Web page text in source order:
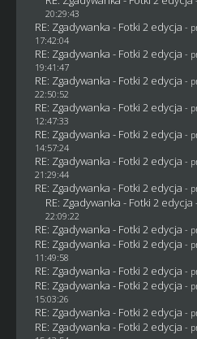
20:29:43
RE: Zgadywanka - Fotki 2 edycja -
17:42:04
RE: Zgadywanka - Fotki 2 edycja -
19:41:47
RE: Zgadywanka - Fotki 2 edycja -
22:50:52
RE: Zgadywanka - Fotki 2 edycja -
12:47:33
RE: Zgadywanka - Fotki 2 edycja -
14:57:24
RE: Zgadywanka - Fotki 2 edycja -
21:29:44
RE: Zgadywanka - Fotki 2 edycja -
RE: Zgadywanka - Fotki 2 edycja
22:09:22
RE: Zgadywanka - Fotki 2 edycja -
RE: Zgadywanka - Fotki 2 edycja -
11:49:58
RE: Zgadywanka - Fotki 2 edycja -
RE: Zgadywanka - Fotki 2 edycja -
15:03:26
RE: Zgadywanka - Fotki 2 edycja -
RE: Zgadywanka - Fotki 2 edycja -